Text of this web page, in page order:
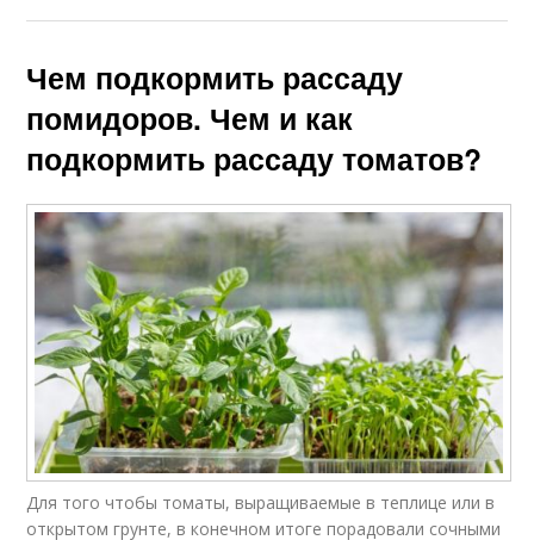
Чем подкормить рассаду
помидоров. Чем и как
подкормить рассаду томатов?
Для того чтобы томаты, выращиваемые в теплице или в
открытом грунте, в конечном итоге порадовали сочными